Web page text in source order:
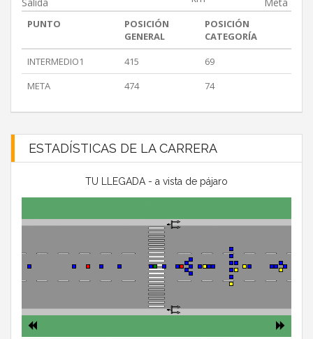
Salida Meta
PUNTO
POSICIÓN
GENERAL
POSICIÓN
CATEGORÍA
INTERMEDIO1
415
69
META
474 74
ESTADÍSTICAS DE LA CARRERA
TU LLEGADA - a vista de pájaro